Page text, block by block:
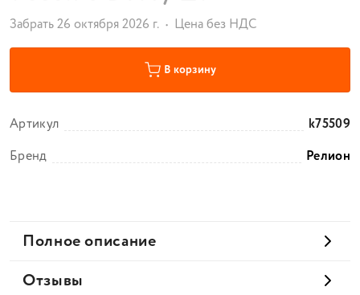
Забрать 26 октября 2026 г. Цена без НДС
В корзину
Артикул
k75509
Бренд
Релион
Полное описание
Отзывы